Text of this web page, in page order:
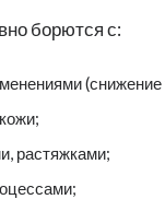
борются с:
(снижение
растяжками;